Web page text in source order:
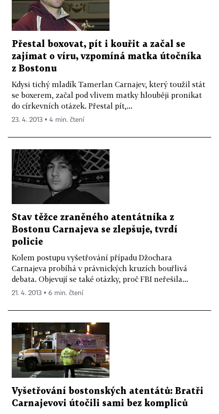
Přestal boxovat, pít i kouřit a začal se
zajímat o víru, vzpomíná matka útočníka
z Bostonu
Kdysi tichý mladík Tamerlan Carnajev, který toužil stát
se boxerem, začal pod vlivem matky hlouběji pronikat
do církevních otázek. Přestal pít,...
23. 4. 2013 ▪ 4 min. čtení
Stav těžce zraněného atentátníka z
Bostonu Carnajeva se zlepšuje, tvrdí
policie
Kolem postupu vyšetřování případu Džochara
Carnajeva probíhá v právnických kruzích bouřlivá
debata. Objevují se také otázky, proč FBI neřešila...
21. 4. 2013 ▪ 6 min. čtení
Vyšetřování bostonských atentátů: Bratři
Carnajevovi útočili sami bez kompliců